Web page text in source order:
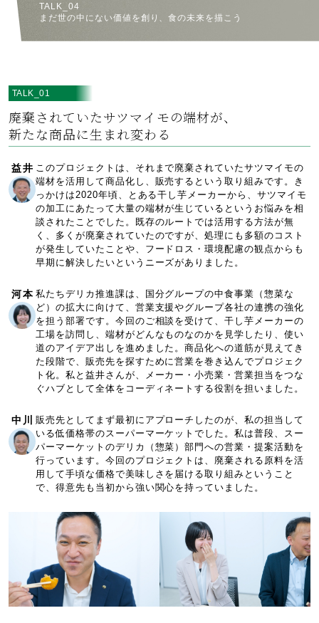
TALK_04
まだ世の中にない価値を創り、食の未来を描こう
TALK_01
廃棄されていたサツマイモの端材が、
新たな商品に生まれ変わる
益井 このプロジェクトは、それまで廃棄されていたサツマイモの
端材を活用して商品化し、販売するという取り組みです。き
っかけは2020年頃、とある干し芋メーカーから、サツマイモ
の加工にあたって大量の端材が生じているというお悩みを相
談されたことでした。既存のルートでは活用する方法が無
く、多くが廃棄されていたのですが、処理にも多額のコスト
が発生していたことや、フードロス・環境配慮の観点からも
早期に解決したいというニーズがありました。
河本 私たちデリカ推進課は、国分グループの中食事業（惣菜な
ど）の拡大に向けて、営業支援やグループ各社の連携の強化
を担う部署です。今回のご相談を受けて、干し芋メーカーの
工場を訪問し、端材がどんなものなのかを見学したり、使い
道のアイデア出しを進めました。商品化への道筋が見えてき
た段階で、販売先を探すために営業を巻き込んでプロジェク
ト化。私と益井さんが、メーカー・小売業・営業担当をつな
ぐハブとして全体をコーディネートする役割を担いました。
中川
販売先としてまず最初にアプローチしたのが、私の担当して
いる低価格帯のスーパーマーケットでした。私は普段、スー
パーマーケットのデリカ（惣菜）部門への営業・提案活動を
行っています。今回のプロジェクトは、廃棄される原料を活
用して手頃な価格で美味しさを届ける取り組みということ
で、得意先も当初から強い関心を持っていました。